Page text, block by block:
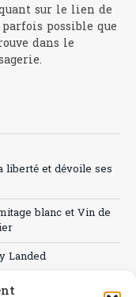
sur le lien de
possible que
dans le
liberté et dévoile ses
blanc et Vin de
Landed
» ?